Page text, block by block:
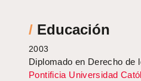
/ Educación
2003
Diplomado en Derecho de
Pontificia Universidad